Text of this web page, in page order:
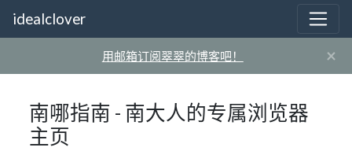
idealclover
用邮箱订阅翠翠的博客吧！ ×
南哪指南 - 南大人的专属浏览器
主页